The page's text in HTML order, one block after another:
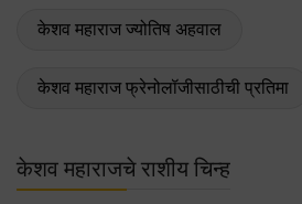
केशव महाराज ज्योतिष अहवाल
केशव महाराज फ्रेनोलॉजीसाठीची प्रतिमा
केशव महाराजचे राशीय चिन्ह